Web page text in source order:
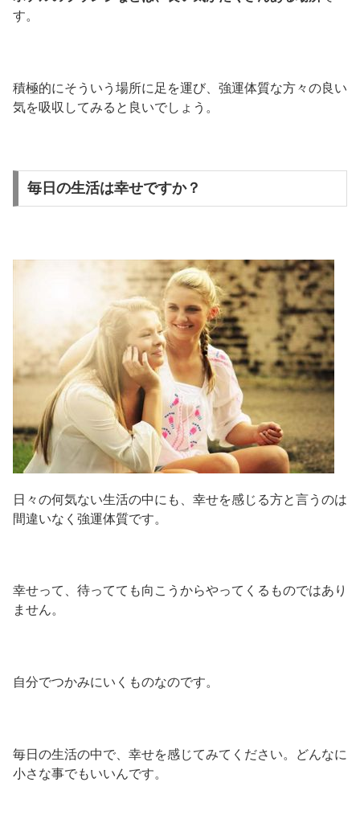
す。
積極的にそういう場所に足を運び、強運体質な方々の良い
気を吸収してみると良いでしょう。
毎日の生活は幸せですか？
日々の何気ない生活の中にも、幸せを感じる方と言うのは
間違いなく強運体質です。
幸せって、待ってても向こうからやってくるものではあり
ません。
自分でつかみにいくものなのです。
毎日の生活の中で、幸せを感じてみてください。どんなに
小さな事でもいいんです。